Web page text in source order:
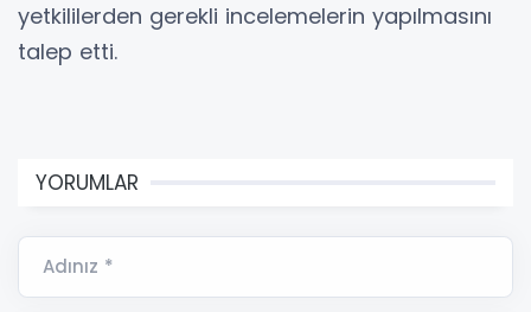
yetkililerden gerekli incelemelerin yapılmasını
talep etti.
YORUMLAR
Adınız *